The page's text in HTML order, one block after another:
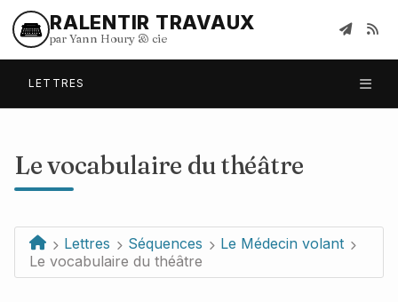
RALENTIR TRAVAUX
par Yann Houry & cie
LETTRES
Le vocabulaire du théâtre
Lettres Séquences
Le Médecin volant
Le vocabulaire du théâtre